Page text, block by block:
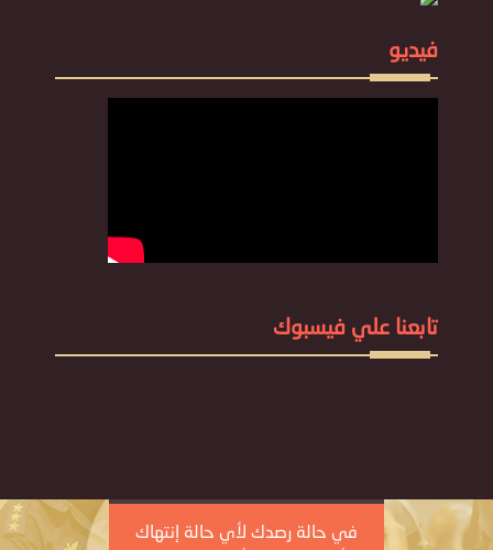
فيديو
تابعنا علي فيسبوك
في حالة رصدك لأي حالة إنتهاك